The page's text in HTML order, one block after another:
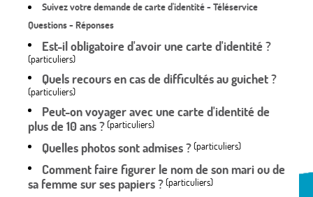
Suivez votre demande de carte d'identité - Téléservice
Questions - Réponses
Est-il obligatoire d'avoir une carte d'identité ?
(particuliers)
Quels recours en cas de difficultés au guichet ?
(particuliers)
Peut-on voyager avec une carte d'identité de
plus de 10 ans ?(particuliers)
Quelles photos sont admises ?(particuliers)
Comment faire figurer le nom de son mari ou de
sa femme sur ses papiers ?(particuliers)